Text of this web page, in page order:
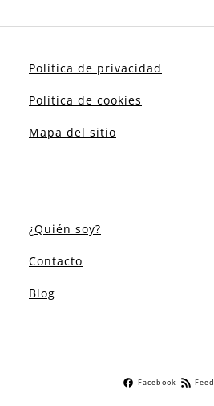
Política de privacidad
Política de cookies
Mapa del sitio
¿Quién soy?
Contacto
Blog
Facebook